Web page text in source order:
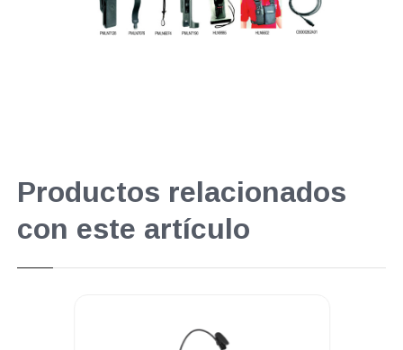
Productos relacionados
con este artículo